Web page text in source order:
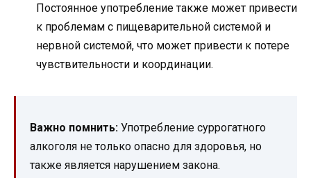
Постоянное употребление также может привести
к проблемам с пищеварительной системой и
нервной системой, что может привести к потере
чувствительности и координации.
Важно помнить: Употребление суррогатного
алкоголя не только опасно для здоровья, но
также является нарушением закона.